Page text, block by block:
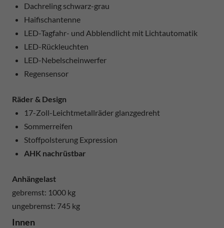
Dachreling schwarz-grau
Haifischantenne
LED-Tagfahr- und Abblendlicht mit Lichtautomatik
LED-Rückleuchten
LED-Nebelscheinwerfer
Regensensor
Räder & Design
17-Zoll-Leichtmetallräder glanzgedreht
Sommerreifen
Stoffpolsterung Expression
AHK nachrüstbar
Anhängelast
gebremst: 1000 kg
ungebremst: 745 kg
Innen